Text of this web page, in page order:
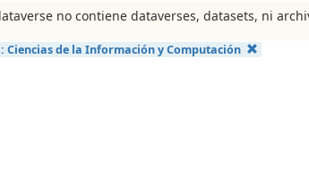
no contiene dataverses, datasets, ni
Ciencias de la Información y Computación